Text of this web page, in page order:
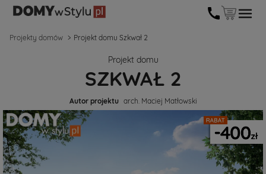
Projekty domów Projekt domu Szkwał 2
Projekt domu
SZKWAŁ 2
Autor projektu arch. Maciej Matłowski